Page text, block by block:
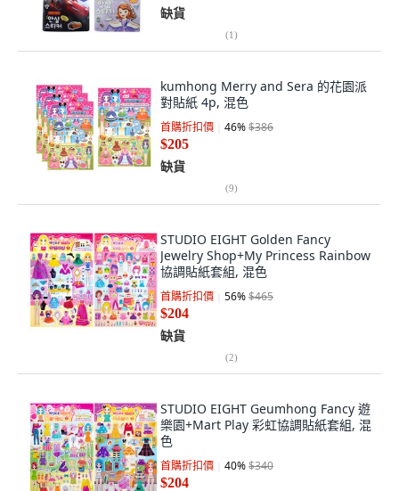
缺貨
(1)
kumhong Merry and Sera 的花園派
對貼紙 4p, 混色
首購折扣價 46%$386
$205
缺貨
(9)
STUDIO EIGHT Golden Fancy
Jewelry Shop+My Princess Rainbow
協調貼紙套組, 混色
首購折扣價 56%$465
$204
缺貨
(2)
STUDIO EIGHT Geumhong Fancy 遊
樂園+Mart Play 彩虹協調貼紙套組, 混
色
首購折扣價 40%$340
$204